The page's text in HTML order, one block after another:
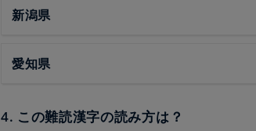
新潟県
愛知県
4. この難読漢字の読み方は？